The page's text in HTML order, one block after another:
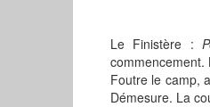
Le Finistère :
commencement.
Foutre le camp,
Démesure. La